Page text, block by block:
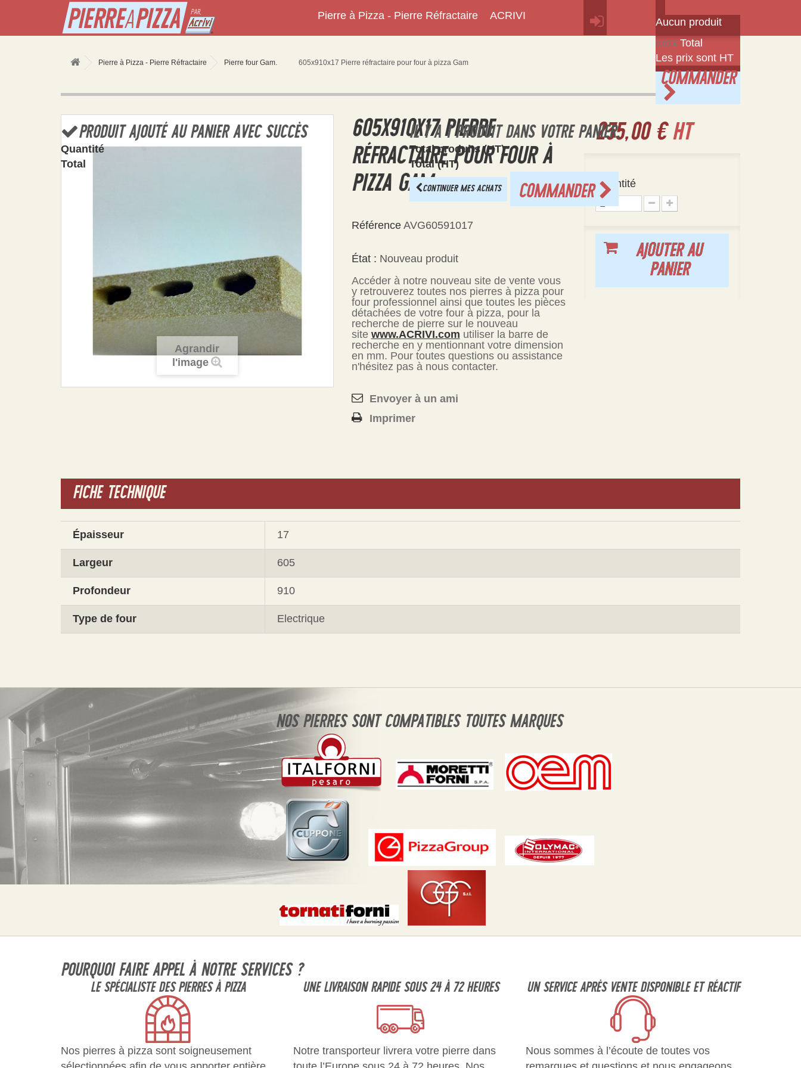
Pierre à Pizza - Pierre Réfractaire ACRIVI
Aucun produit
0,00 € Total
Les prix sont HT
COMMANDER
PRODUIT AJOUTÉ AU PANIER AVEC SUCCÈS
Quantité
Total
IL Y A 1 PRODUIT DANS VOTRE PANIER.
Total produits (HT)
Total (HT)
CONTINUER MES ACHATS COMMANDER
Pierre à Pizza - Pierre Réfractaire Pierre four Gam. 605x910x17 Pierre réfractaire pour four à pizza Gam
Agrandir
l'image
605X910X17 PIERRE
RÉFRACTAIRE POUR FOUR À
PIZZA GAM
Référence AVG60591017
État : Nouveau produit
Accéder à notre nouveau site de vente vous
y retrouverez toutes nos pierres à pizza pour
four professionnel ainsi que toutes les pièces
détachées de votre four à pizza, pour la
recherche de pierre sur le nouveau
site www.ACRIVI.com utiliser la barre de
recherche en y mentionnant votre dimension
en mm. Pour toutes questions ou assistance
n'hésitez pas à nous contacter.
Envoyer à un ami
Imprimer
235,00 €HT
Quantité
AJOUTER AU
PANIER
FICHE TECHNIQUE
Épaisseur 17
Largeur 605
Profondeur 910
Type de four Electrique
NOS PIERRES SONT COMPATIBLES TOUTES MARQUES
POURQUOI FAIRE APPEL À NOTRE SERVICES ?
LE SPÉCIALISTE DES PIERRES À PIZZA
Nos pierres à pizza sont soigneusement
UNE LIVRAISON RAPIDE SOUS 24 À 72 HEURES
Notre transporteur livrera votre pierre dans
UN SERVICE APRÈS VENTE DISPONIBLE ET RÉACTIF
Nous sommes à l’écoute de toutes vos